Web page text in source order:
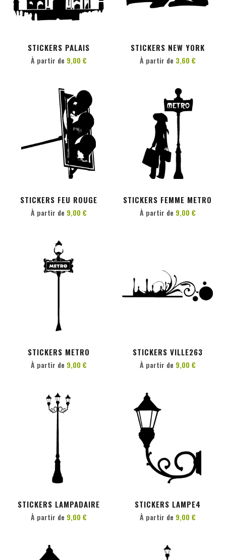
STICKERS PALAIS
PERSONNALISER
À partir de 9,00 €
STICKERS NEW YORK
À partir de 3,60 €
STICKERS FEU ROUGE
PERSONNALISER
À partir de 9,00 €
STICKERS FEMME METRO
PERSONNALISER
À partir de 9,00 €
STICKERS METRO
PERSONNALISER
À partir de 9,00 €
STICKERS VILLE263
À partir de 9,00 €
STICKERS LAMPADAIRE
PERSONNALISER
À partir de 9,00 €
STICKERS LAMPE4
PERSONNALISER
À partir de 9,00 €